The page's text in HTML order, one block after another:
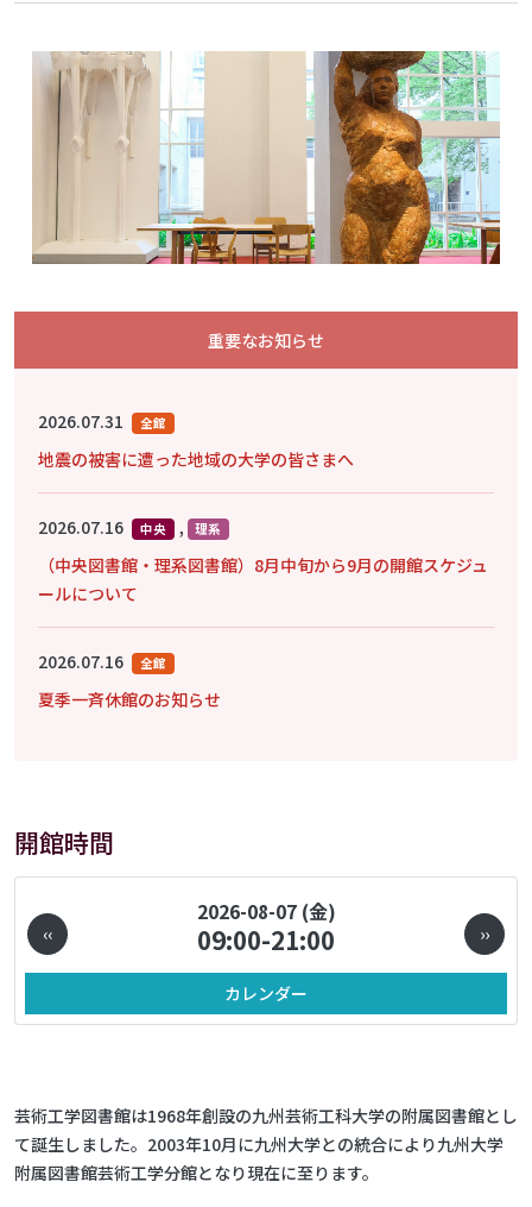
重要なお知らせ
2026.07.31 全館
地震の被害に遭った地域の大学の皆さまへ
2026.07.16 中央 , 理系
（中央図書館・理系図書館）8月中旬から9月の開館スケジュ
ールについて
2026.07.16 全館
夏季一斉休館のお知らせ
開館時間
ページ送り
‹‹ ››
2026-08-07 (金)
09:00-21:00
カレンダー
芸術工学図書館は1968年創設の九州芸術工科大学の附属図書館とし
て誕生しました。2003年10月に九州大学との統合により九州大学
附属図書館芸術工学分館となり現在に至ります。